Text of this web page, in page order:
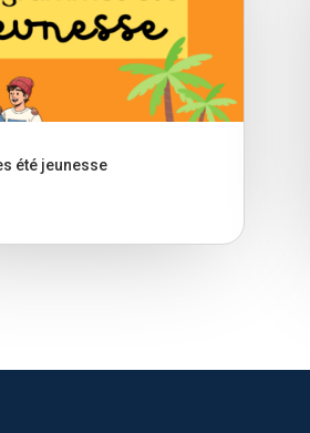
été jeunesse